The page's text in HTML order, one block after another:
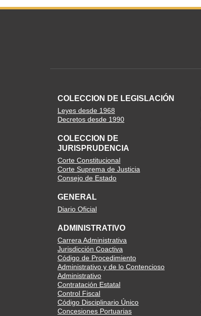
COLECCION DE LEGISLACIÓN
Leyes desde 1968
Decretos desde 1990
COLECCION DE
JURISPRUDENCIA
Corte Constitucional
Corte Suprema de Justicia
Consejo de Estado
GENERAL
Diario Oficial
ADMINISTRATIVO
Carrera Administrativa
Jurisdicción Coactiva
Código de Procedimiento
Administrativo y de lo Contencioso
Administrativo
Contratación Estatal
Control Fiscal
Código Disciplinario Único
Concesiones Portuarias